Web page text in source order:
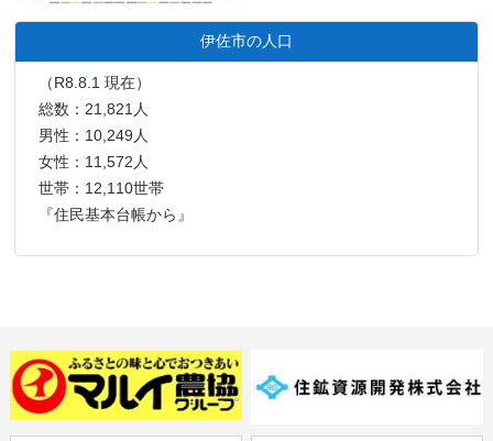
伊佐市の人口
（R8.8.1 現在）
総数：21,821人
男性：10,249人
女性：11,572人
世帯：12,110世帯
『住民基本台帳から』